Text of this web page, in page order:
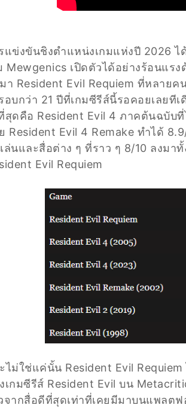
แข่งขันชิงตำแหน่งเกมแห่งปี 2026
Mewgenics เปิดตัวได้อย่างร้อนแร
า Resident Evil Requiem ที่หลาย
อบกว่า 21 ปีที่เกมซีรีส์นี้รอคอยเลยที
สุดคือ Resident Evil 4 ภาคต้นฉบับ
Resident Evil 4 Remake ทำได้
ล่นและสื่อต่าง ๆ ที่ราว ๆ 8/10 ลงมา
Evil Requiem
ไม่ใช่แค่นั้น Resident Evil
เกมซีรีส์ Resident Evil บน
จากสื่อดีที่สุดเท่าที่เคยมีมาบนแพลต